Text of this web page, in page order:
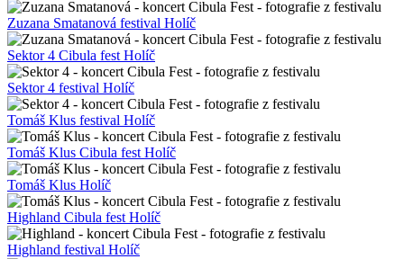
Zuzana Smatanová festival Holíč
Sektor 4 Cibula fest Holíč
Sektor 4 festival Holíč
Tomáš Klus festival Holíč
Tomáš Klus Cibula fest Holíč
Tomáš Klus Holíč
Highland Cibula fest Holíč
Highland festival Holíč